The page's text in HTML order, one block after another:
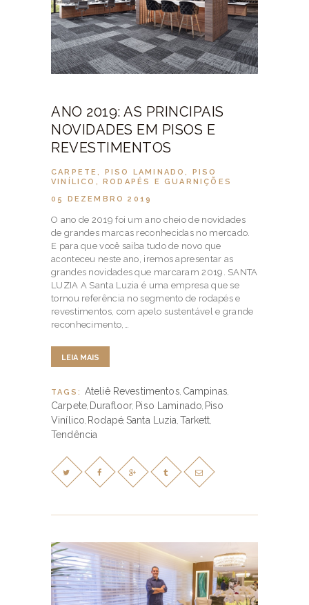
ANO 2019: AS PRINCIPAIS
NOVIDADES EM PISOS E
REVESTIMENTOS
CARPETE, PISO LAMINADO,
PISO
VINÍLICO ,
RODAPÉS E GUARNIÇÕES
05 DEZEMBRO 2019
O ano de 2019 foi um ano cheio de novidades
de grandes marcas reconhecidas no mercado.
E para que você saiba tudo de novo que
aconteceu neste ano, iremos apresentar as
grandes novidades que marcaram 2019. SANTA
LUZIA A Santa Luzia é uma empresa que se
tornou referência no segmento de rodapés e
revestimentos, com apelo sustentável e grande
reconhecimento,…
LEIA MAIS
TAGS: Ateliê Revestimentos Campinas
Carpete, Durafloor Piso Laminado Piso
Vinílico Rodapé, Santa Luzia Tarkett
Tendência